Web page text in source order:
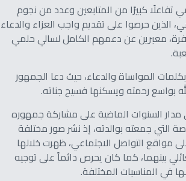
كبيرًا من المتابعين وعدد من نجوم
الذين حرصوا على تقديم واجب العزاء والدعاء
معبرين عن دعمهم الكامل لسالي حلمي
المواساة والدعاء، حيث دعا الجمهور
بواسع رحمته ويسكنها فسيح جناته.
السنوات الماضية على مشاركة جمهوره
التي جمعته بوالدته، إذ نشر صور مختلفة
مواقع التواصل الاجتماعي، ظهرت خلالها
بينهما، كما كان يحرص دائماً على توجيه
في المناسبات المختلفة.